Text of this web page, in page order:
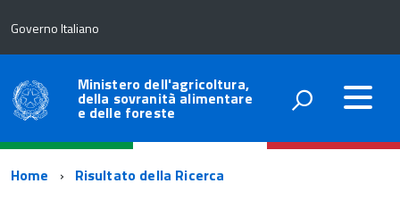
Governo Italiano
Ministero dell'agricoltura,
della sovranità alimentare
e delle foreste
Percorso
Home Risultato della Ricerca